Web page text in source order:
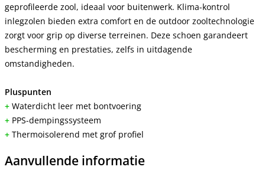
geprofileerde zool, ideaal voor buitenwerk. Klima-kontrol
inlegzolen bieden extra comfort en de outdoor zooltechnologie
zorgt voor grip op diverse terreinen. Deze schoen garandeert
bescherming en prestaties, zelfs in uitdagende
omstandigheden.
Pluspunten
+ Waterdicht leer met bontvoering
+ PPS-dempingssysteem
+ Thermoisolerend met grof profiel
Aanvullende informatie